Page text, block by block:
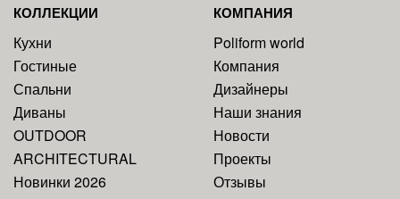
КОЛЛЕКЦИИ
Кухни
Гостиные
Спальни
Диваны
OUTDOOR
ARCHITECTURAL
Новинки 2026
КОМПАНИЯ
Poliform world
Компания
Дизайнеры
Наши знания
Новости
Проекты
Отзывы